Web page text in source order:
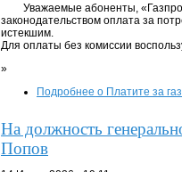
Уважаемые абоненты,
законодательством оплата за
истекшим.
Для оплаты без комиссии
»
Подробнее о Платите за
На должность
Попов